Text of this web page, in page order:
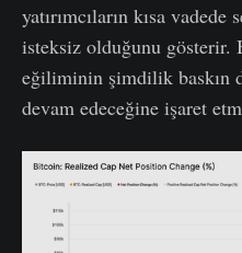
yatırımcıların kısa vadede
isteksiz olduğunu gösterir.
eğiliminin şimdilik baskın
devam edeceğine işaret